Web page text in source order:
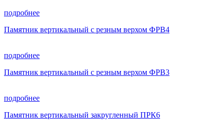
подробнее
Памятник вертикальный с резным верхом ФРВ4
подробнее
Памятник вертикальный с резным верхом ФРВ3
подробнее
Памятник вертикальный закругленный ПРК6